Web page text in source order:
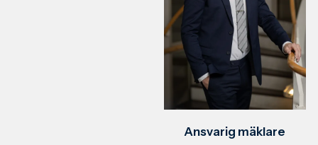
Ansvarig mäklare